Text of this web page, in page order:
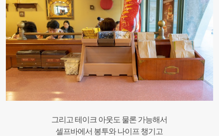
그리고 테이크 아웃도 물론 가능해서
셀프바에서 봉투와 나이프 챙기고